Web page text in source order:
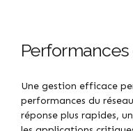
Une gestion efficace
performances du
réponse plus rapides,